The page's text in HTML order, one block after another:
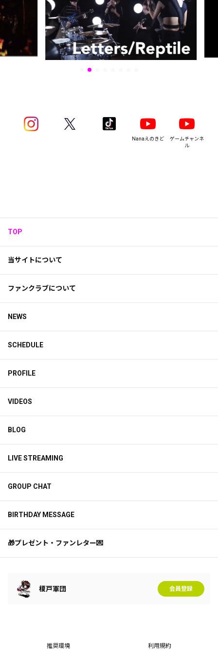
Nanaえのきど
ゲームチャンネ
ル
TOP
当サイトについて
ファンクラブについて
NEWS
SCHEDULE
PROFILE
VIDEOS
BLOG
LIVE STREAMING
GROUP CHAT
BIRTHDAY MESSAGE
🎁プレゼント・ファンレター💌
榎戸軍団 会員登録
推奨環境 利用規約